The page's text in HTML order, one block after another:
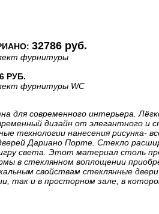
32786 руб.
фурнитуры
РУБ.
фурнитуры WC
для современного интерьера.
дизайн от элегантного и
технологии нанесения рисунка-
Дариано Порте. Стекло
света. Этот материал столь
в стеклянном воплощении
свойствам стеклянные двери
так и в просторном зале, в